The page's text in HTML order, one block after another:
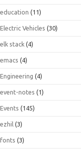
education (11)
Electric Vehicles (30)
elk stack (4)
emacs (4)
Engineering (4)
event-notes (1)
Events (145)
ezhil (3)
fonts (3)